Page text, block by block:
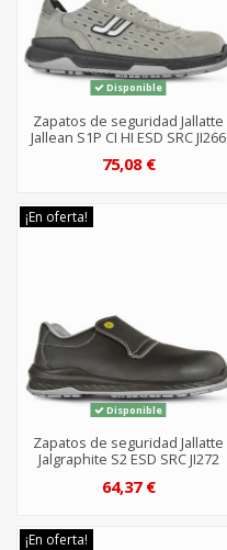
Disponible
Zapatos de seguridad Jallatte
Jallean S1P CI HI ESD SRC JI266
75,08 €
¡En oferta!
Disponible
Zapatos de seguridad Jallatte
Jalgraphite S2 ESD SRC JI272
64,37 €
¡En oferta!